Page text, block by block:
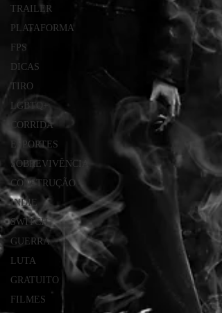
TRAILER
PLATAFORMA
FPS
DICAS
TIRO
LGBTQ+
CORRIDA
ESPORTES
SOBREVIVÊNCIA
CONSTRUÇÃO
INDIE
SWITCH
GUERRA
LUTA
GRATUITO
FILMES